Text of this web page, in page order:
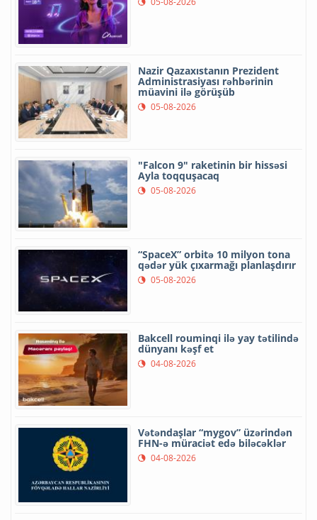
Nazir Qazaxıstanın Prezident
Administrasiyası rəhbərinin
müavini ilə görüşüb
05-08-2026
"Falcon 9" raketinin bir hissəsi
Ayla toqquşacaq
05-08-2026
“SpaceX” orbitə 10 milyon tona
qədər yük çıxarmağı planlaşdırır
05-08-2026
Bakcell rouminqi ilə yay tətilində
dünyanı kəşf et
04-08-2026
Vətəndaşlar “mygov” üzərindən
FHN-ə müraciət edə biləcəklər
04-08-2026